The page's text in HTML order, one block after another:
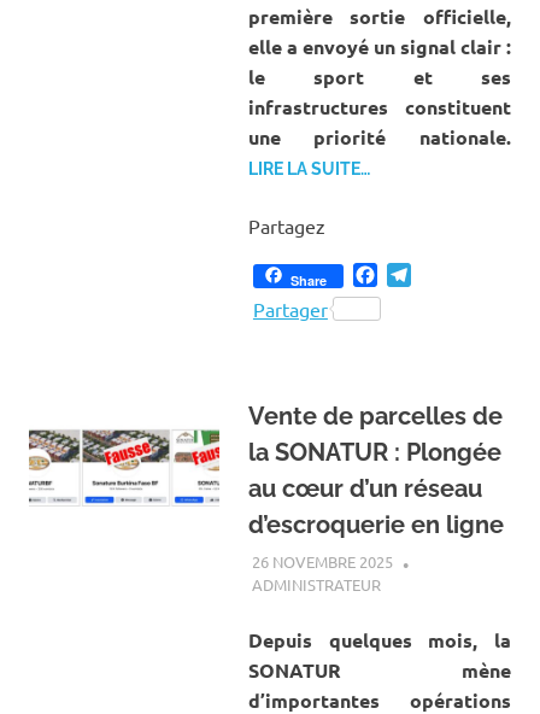
première sortie officielle,
elle a envoyé un signal clair :
le sport et ses
infrastructures constituent
une priorité nationale.
LIRE LA SUITE…
Partagez
Share Facebook
Partager
Vente de parcelles de
la SONATUR : Plongée
au cœur d’un réseau
d’escroquerie en ligne
26 NOVEMBRE 2025
ADMINISTRATEURA LA UNE
Depuis quelques mois, la
SONATUR mène
d’importantes opérations